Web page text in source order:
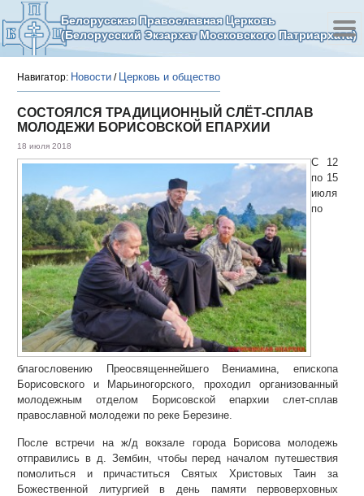
Белорусская Православная Церковь
(Белорусский Экзархат Московского Патриархата)
Навигатор: Новости / Церковь и общество
СОСТОЯЛСЯ ТРАДИЦИОННЫЙ СЛЁТ-СПЛАВ
МОЛОДЕЖИ БОРИСОВСКОЙ ЕПАРХИИ
18 июля 2018
С 12
по 15
июля
по
благословению Преосвященнейшего Вениамина, епископа
Борисовского и Марьиногорского, проходил организованный
молодежным отделом Борисовской епархии слет-сплав
православной молодежи по реке Березине.
После встречи на ж/д вокзале города Борисова молодежь
отправились в д. Зембин, чтобы перед началом путешествия
помолиться и причаститься Святых Христовых Таин за
Божественной литургией в день памяти первоверховных